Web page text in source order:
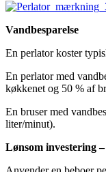
Vandbesparelse
En perlator koster
En perlator med
køkkenet og 50 % af
En bruser med
liter/minut).
Lønsom investering